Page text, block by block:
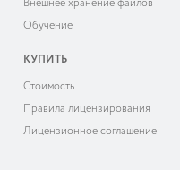
Внешнее хранение файлов
Обучение
КУПИТЬ
Cтоимость
Правила лицензирования
Лицензионное соглашение